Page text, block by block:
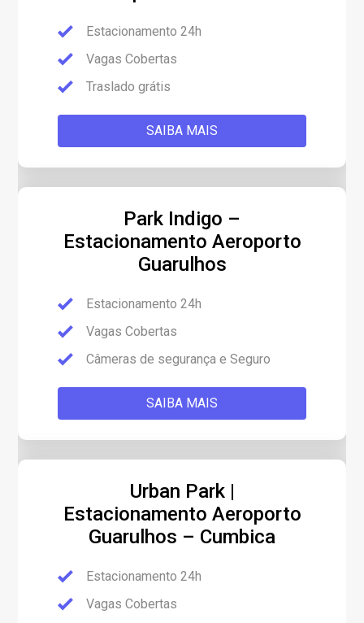
Estacionamento 24h
Vagas Cobertas
Traslado grátis
SAIBA MAIS
Park Indigo –
Estacionamento Aeroporto
Guarulhos
Estacionamento 24h
Vagas Cobertas
Câmeras de segurança e Seguro
SAIBA MAIS
Urban Park |
Estacionamento Aeroporto
Guarulhos – Cumbica
Estacionamento 24h
Vagas Cobertas